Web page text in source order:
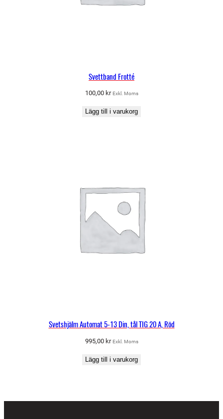
Svettband Frotté
100,00 kr Exkl. Moms
Lägg till i varukorg
Svetshjälm Automat 5-13 Din, tål TIG 20 A, Röd
995,00 kr Exkl. Moms
Lägg till i varukorg